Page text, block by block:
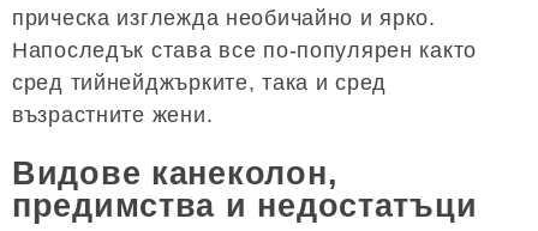
прическа изглежда необичайно и ярко.
Напоследък става все по-популярен както
сред тийнейджърките, така и сред
възрастните жени.
Видове канеколон,
предимства и недостатъци